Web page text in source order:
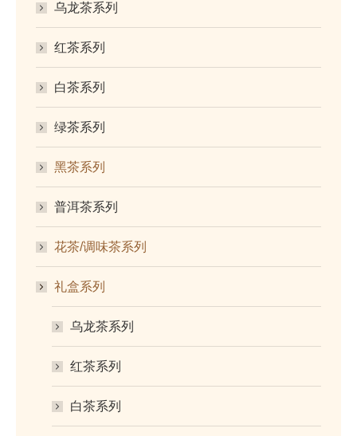
乌龙茶系列
红茶系列
白茶系列
绿茶系列
黑茶系列
普洱茶系列
花茶/调味茶系列
礼盒系列
乌龙茶系列
红茶系列
白茶系列